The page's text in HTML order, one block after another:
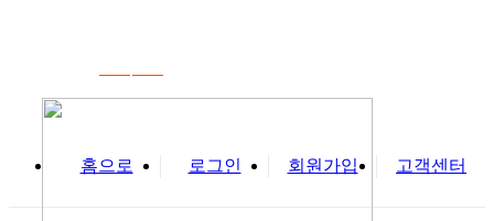
홈으로 로그인 회원가입 고객센터